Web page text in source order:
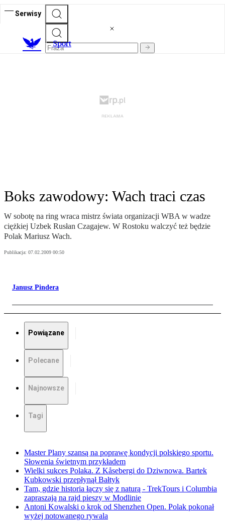
Serwisy
Sport
Boks zawodowy: Wach traci czas
W sobotę na ring wraca mistrz świata organizacji WBA w wadze
ciężkiej Uzbek Rusłan Czagajew. W Rostoku walczyć też będzie
Polak Mariusz Wach.
Publikacja: 07.02.2009 00:50
Janusz Pindera
Powiązane
Polecane
Najnowsze
Tagi
Master Plany szansą na poprawę kondycji polskiego sportu.
Słowenia świetnym przykładem
Wielki sukces Polaka. Z Kåsebergi do Dziwnowa. Bartek
Kubkowski przepłynął Bałtyk
Tam, gdzie historia łączy się z naturą - TrekTours i Columbia
zapraszają na rajd pieszy w Modlinie
Antoni Kowalski o krok od Shenzhen Open. Polak pokonał
wyżej notowanego rywala